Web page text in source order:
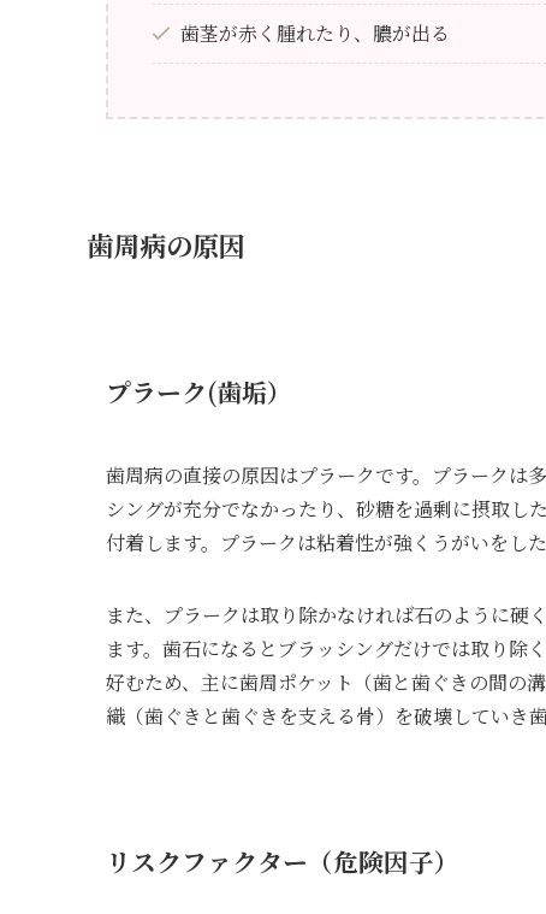
歯茎が赤く腫れたり、膿が出る
歯周病の原因
プラーク(歯垢）
歯周病の直接の原因はプラークです。プラークは
シングが充分でなかったり、砂糖を過剰に摂取し
付着します。プラークは粘着性が強くうがいをし
また、プラークは取り除かなければ石のように硬
ます。歯石になるとブラッシングだけでは取り除
好むため、主に歯周ポケット（歯と歯ぐきの間の
織（歯ぐきと歯ぐきを支える骨）を破壊していき
リスクファクター（危険因子）